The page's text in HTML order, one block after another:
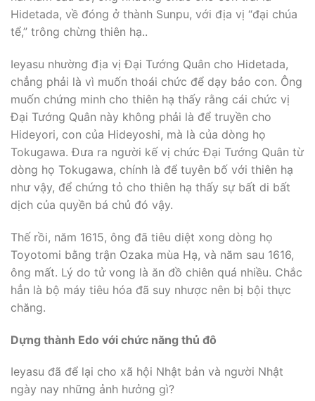
Hidetada, về đóng ở thành Sunpu, với địa vị “đại chúa
tể,” trông chừng thiên hạ..
Ieyasu nhường địa vị Ðại Tướng Quân cho Hidetada,
chẳng phải là vì muốn thoái chức để dạy bảo con. Ông
muốn chứng minh cho thiên hạ thấy rằng cái chức vị
Ðại Tướng Quân này không phải là để truyền cho
Hideyori, con của Hideyoshi, mà là của dòng họ
Tokugawa. Ðưa ra người kế vị chức Ðại Tướng Quân từ
dòng họ Tokugawa, chính là để tuyên bố với thiên hạ
như vậy, để chứng tỏ cho thiên hạ thấy sự bất di bất
dịch của quyền bá chủ đó vậy.
Thế rồi, năm 1615, ông đã tiêu diệt xong dòng họ
Toyotomi bằng trận Ozaka mùa Hạ, và năm sau 1616,
ông mất. Lý do tử vong là ăn đồ chiên quá nhiều. Chắc
hẳn là bộ máy tiêu hóa đã suy nhược nên bị bội thực
chăng.
Dựng thành Edo với chức năng thủ đô
Ieyasu đã để lại cho xã hội Nhật bản và người Nhật
ngày nay những ảnh hưởng gì?